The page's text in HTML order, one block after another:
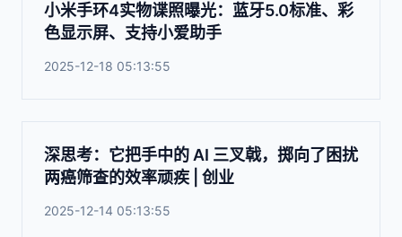
小米手环4实物谍照曝光：蓝牙5.0标准、彩
色显示屏、支持小爱助手
2025-12-18 05:13:55
深思考：它把手中的 AI 三叉戟，掷向了困扰
两癌筛查的效率顽疾 | 创业
2025-12-14 05:13:55